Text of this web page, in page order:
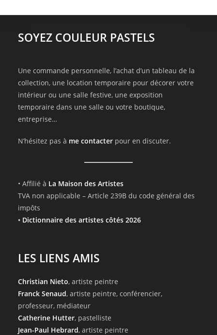
SOYEZ COULEUR PASTELS
Une commande personnelle, l’achat d’un tableau de la
collection, une location temporaire pour décorer votre
intérieur ou une salle festive, une exposition
temporaire dans une salle ou votre boutique,
entreprise…
N’hésitez pas à me contacter pour en discuter.
• Affilié à La Maison des Artistes
TVA non applicable – Article 239B du code général des
impôts
• Dictionnaire des artistes côtés 2026
LES LIENS AMIS
Christian Nieto, artiste peintre
Franck Senaud, artiste peintre, conférencier,
professeur, médiateur
Catherine Hutter, pastelliste
Jean-Paul Hebrard, artiste peintre